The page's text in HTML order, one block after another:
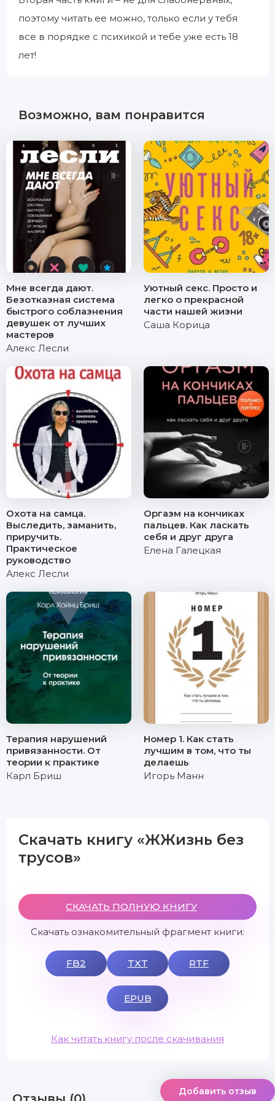
поэтому читать ее можно, только если у тебя
все в порядке с психикой и тебе уже есть 18
лет!
Возможно, вам понравится
Мне всегда дают.
Безотказная система
быстрого соблазнения
девушек от лучших
мастеров
Алекс Лесли
Уютный секс. Просто и
легко о прекрасной
части нашей жизни
Саша Корица
Охота на самца.
Выследить, заманить,
приручить.
Практическое
руководство
Алекс Лесли
Оргазм на кончиках
пальцев. Как ласкать
себя и друг друга
Елена Галецкая
Терапия нарушений
привязанности. От
теории к практике
Карл Бриш
Номер 1. Как стать
лучшим в том, что ты
делаешь
Игорь Манн
Скачать книгу «ЖЖизнь без
трусов»
СКАЧАТЬ ПОЛНУЮ КНИГУ
Скачать ознакомительный фрагмент книги:
FB2 TXT RTF
EPUB
Как читать книгу после скачивания
Добавить отзыв